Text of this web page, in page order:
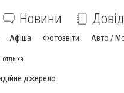
Новини
Афіша Фотозвіти Авто /
отдыха
джерело